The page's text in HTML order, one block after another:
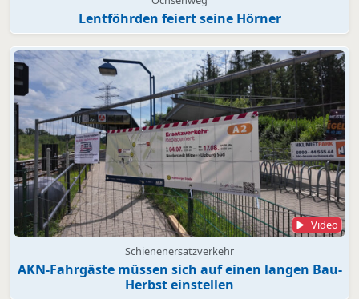
Lentföhrden feiert seine Hörner
Video
Schienenersatzverkehr
AKN-Fahrgäste müssen sich auf einen langen Bau-
Herbst einstellen